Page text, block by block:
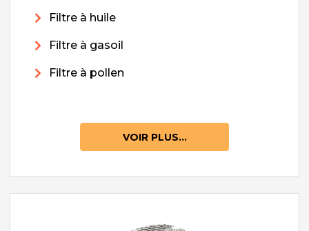
Filtre à huile
Filtre à gasoil
Filtre à pollen
VOIR PLUS...